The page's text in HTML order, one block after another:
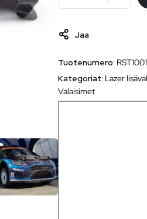
Jaa
Tuotenumero:
Kategoriat: Lazer
Valaisimet